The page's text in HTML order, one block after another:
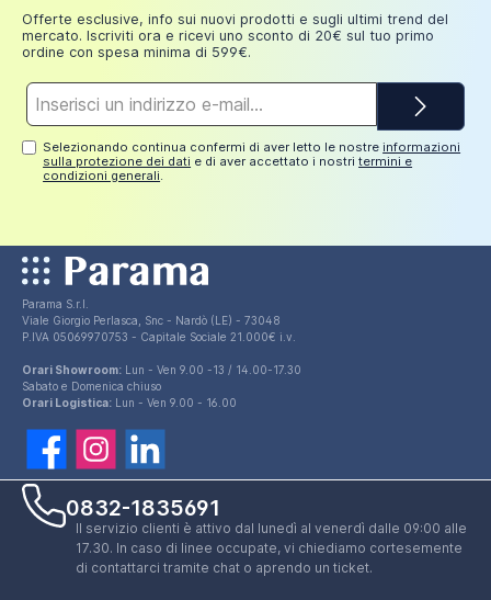
euro
Offerte esclusive, info sui nuovi prodotti e sugli ultimi trend del
mercato. Iscriviti ora e ricevi uno sconto di 20€ sul tuo primo
ordine con spesa minima di 599€.
e-
Selezionando continua confermi di aver letto le nostreinformazioni
sulla protezione dei dati e di aver accettato i nostritermini e
condizioni generali.
Parama S.r.l.
Viale Giorgio Perlasca, Snc - Nardò (LE) - 73048
P.IVA 05069970753 - Capitale Sociale 21.000€ i.v.
Orari Showroom: Lun - Ven 9.00 -13 / 14.00-17.30
Sabato e Domenica chiuso
Orari Logistica: Lun - Ven 9.00 - 16.00
0832-1835691
Il servizio clienti è attivo dal lunedì al venerdì dalle 09:00 alle
17.30. In caso di linee occupate, vi chiediamo cortesemente
di contattarci tramite chat o aprendo un ticket.